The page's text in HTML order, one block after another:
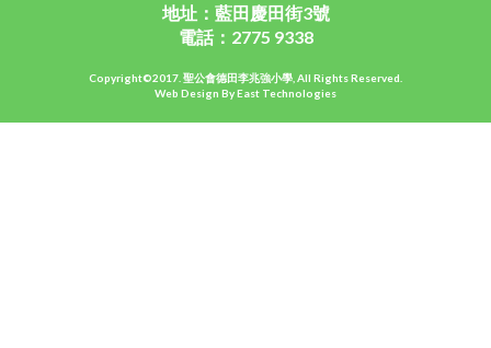
地址：藍田慶田街3號
電話：2775 9338
Copyright©2017. 聖公會德田李兆強小學, All Rights Reserved.
Web Design By East Technologies